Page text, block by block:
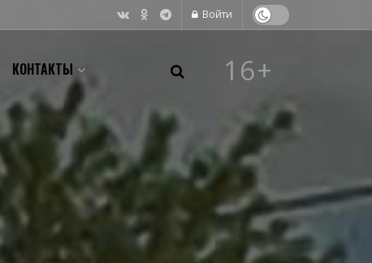
Войти
КОНТАКТЫ 16+